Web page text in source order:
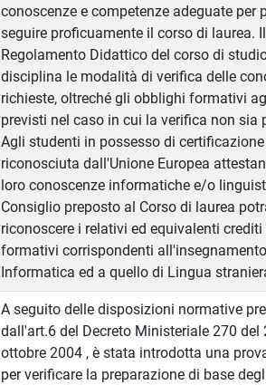
conoscenze e competenze adeguate per
seguire proficuamente il corso di laurea. Il
Regolamento Didattico del corso di
disciplina le modalità di verifica delle
richieste, oltreché gli obblighi formativi
previsti nel caso in cui la verifica non sia
Agli studenti in possesso di certificazione
riconosciuta dall'Unione Europea
loro conoscenze informatiche e/o
Consiglio preposto al Corso di laurea
riconoscere i relativi ed equivalenti crediti
formativi corrispondenti
Informatica ed a quello di Lingua
A seguito delle disposizioni normative
dall'art.6 del Decreto Ministeriale 270 del
ottobre 2004 , è stata introdotta una
per verificare la preparazione di base